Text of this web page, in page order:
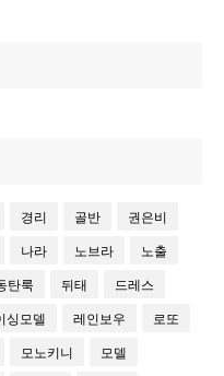
경리 골반 권은비
나라 노브라 노출
탄룩 뒤태 드레스
싱모델 레인보우 로또
모노키니 모델